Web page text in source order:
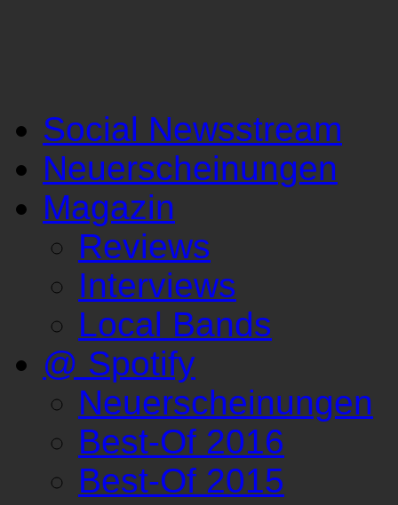
Social Newsstream
Neuerscheinungen
Magazin
Reviews
Interviews
Local Bands
@ Spotify
Neuerscheinungen
Best-Of 2016
Best-Of 2015